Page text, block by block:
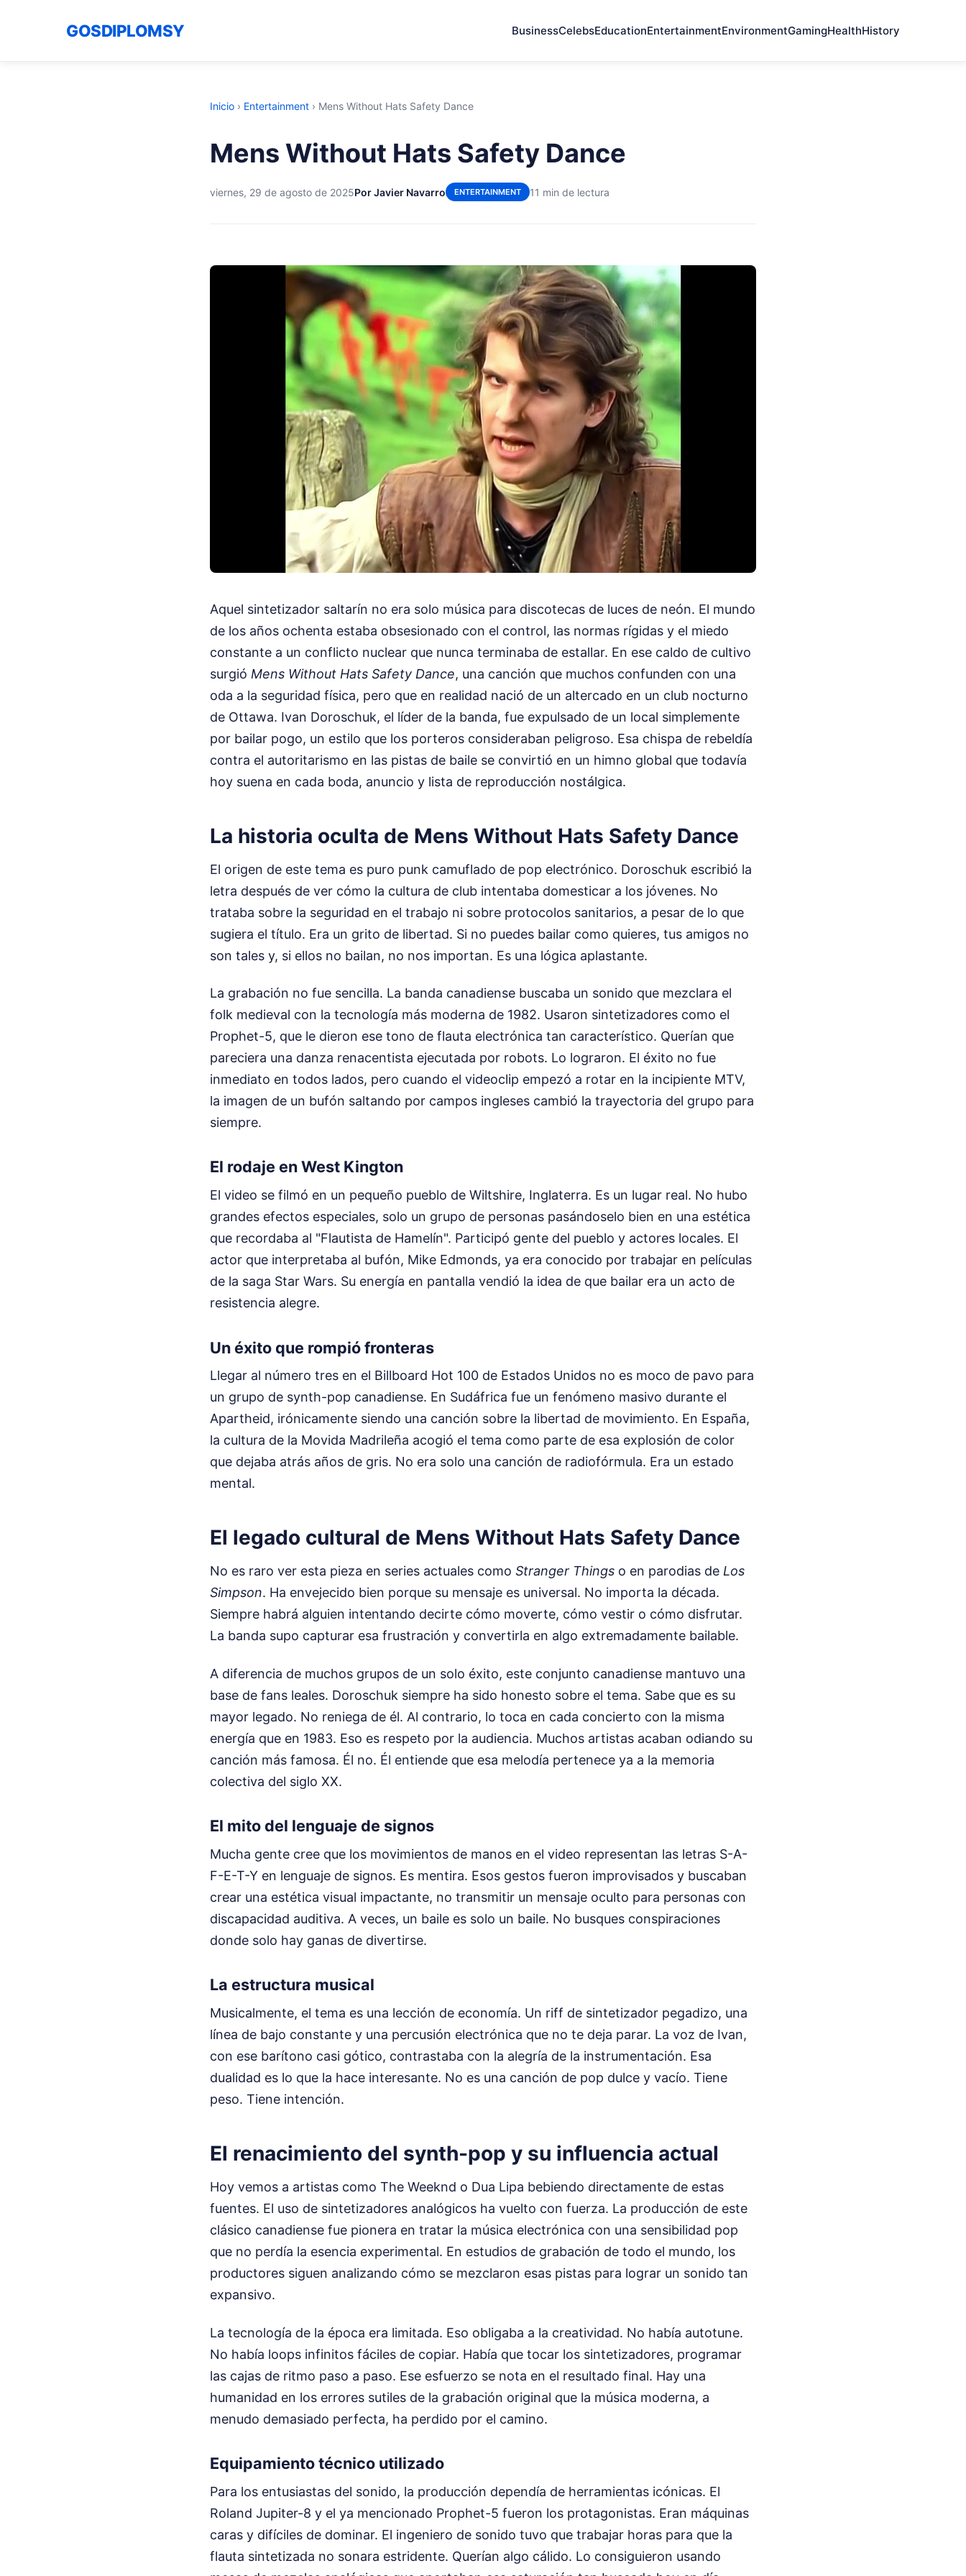
GOSDIPLOMSY BusinessCelebsEducationEntertainmentEnvironmentGamingHealthHistory
Inicio › Entertainment › Mens Without Hats Safety Dance
Mens Without Hats Safety Dance
viernes, 29 de agosto de 2025Por Javier Navarro ENTERTAINMENT 11 min de lectura
Aquel sintetizador saltarín no era solo música para discotecas de luces de neón. El mundo
de los años ochenta estaba obsesionado con el control, las normas rígidas y el miedo
constante a un conflicto nuclear que nunca terminaba de estallar. En ese caldo de cultivo
surgió Mens Without Hats Safety Dance, una canción que muchos confunden con una
oda a la seguridad física, pero que en realidad nació de un altercado en un club nocturno
de Ottawa. Ivan Doroschuk, el líder de la banda, fue expulsado de un local simplemente
por bailar pogo, un estilo que los porteros consideraban peligroso. Esa chispa de rebeldía
contra el autoritarismo en las pistas de baile se convirtió en un himno global que todavía
hoy suena en cada boda, anuncio y lista de reproducción nostálgica.
La historia oculta de Mens Without Hats Safety Dance
El origen de este tema es puro punk camuflado de pop electrónico. Doroschuk escribió la
letra después de ver cómo la cultura de club intentaba domesticar a los jóvenes. No
trataba sobre la seguridad en el trabajo ni sobre protocolos sanitarios, a pesar de lo que
sugiera el título. Era un grito de libertad. Si no puedes bailar como quieres, tus amigos no
son tales y, si ellos no bailan, no nos importan. Es una lógica aplastante.
La grabación no fue sencilla. La banda canadiense buscaba un sonido que mezclara el
folk medieval con la tecnología más moderna de 1982. Usaron sintetizadores como el
Prophet-5, que le dieron ese tono de flauta electrónica tan característico. Querían que
pareciera una danza renacentista ejecutada por robots. Lo lograron. El éxito no fue
inmediato en todos lados, pero cuando el videoclip empezó a rotar en la incipiente MTV,
la imagen de un bufón saltando por campos ingleses cambió la trayectoria del grupo para
siempre.
El rodaje en West Kington
El video se filmó en un pequeño pueblo de Wiltshire, Inglaterra. Es un lugar real. No hubo
grandes efectos especiales, solo un grupo de personas pasándoselo bien en una estética
que recordaba al "Flautista de Hamelín". Participó gente del pueblo y actores locales. El
actor que interpretaba al bufón, Mike Edmonds, ya era conocido por trabajar en películas
de la saga Star Wars. Su energía en pantalla vendió la idea de que bailar era un acto de
resistencia alegre.
Un éxito que rompió fronteras
Llegar al número tres en el Billboard Hot 100 de Estados Unidos no es moco de pavo para
un grupo de synth-pop canadiense. En Sudáfrica fue un fenómeno masivo durante el
Apartheid, irónicamente siendo una canción sobre la libertad de movimiento. En España,
la cultura de la Movida Madrileña acogió el tema como parte de esa explosión de color
que dejaba atrás años de gris. No era solo una canción de radiofórmula. Era un estado
mental.
El legado cultural de Mens Without Hats Safety Dance
No es raro ver esta pieza en series actuales como Stranger Things o en parodias de Los
Simpson. Ha envejecido bien porque su mensaje es universal. No importa la década.
Siempre habrá alguien intentando decirte cómo moverte, cómo vestir o cómo disfrutar.
La banda supo capturar esa frustración y convertirla en algo extremadamente bailable.
A diferencia de muchos grupos de un solo éxito, este conjunto canadiense mantuvo una
base de fans leales. Doroschuk siempre ha sido honesto sobre el tema. Sabe que es su
mayor legado. No reniega de él. Al contrario, lo toca en cada concierto con la misma
energía que en 1983. Eso es respeto por la audiencia. Muchos artistas acaban odiando su
canción más famosa. Él no. Él entiende que esa melodía pertenece ya a la memoria
colectiva del siglo XX.
El mito del lenguaje de signos
Mucha gente cree que los movimientos de manos en el video representan las letras S-A-
F-E-T-Y en lenguaje de signos. Es mentira. Esos gestos fueron improvisados y buscaban
crear una estética visual impactante, no transmitir un mensaje oculto para personas con
discapacidad auditiva. A veces, un baile es solo un baile. No busques conspiraciones
donde solo hay ganas de divertirse.
La estructura musical
Musicalmente, el tema es una lección de economía. Un riff de sintetizador pegadizo, una
línea de bajo constante y una percusión electrónica que no te deja parar. La voz de Ivan,
con ese barítono casi gótico, contrastaba con la alegría de la instrumentación. Esa
dualidad es lo que la hace interesante. No es una canción de pop dulce y vacío. Tiene
peso. Tiene intención.
El renacimiento del synth-pop y su influencia actual
Hoy vemos a artistas como The Weeknd o Dua Lipa bebiendo directamente de estas
fuentes. El uso de sintetizadores analógicos ha vuelto con fuerza. La producción de este
clásico canadiense fue pionera en tratar la música electrónica con una sensibilidad pop
que no perdía la esencia experimental. En estudios de grabación de todo el mundo, los
productores siguen analizando cómo se mezclaron esas pistas para lograr un sonido tan
expansivo.
La tecnología de la época era limitada. Eso obligaba a la creatividad. No había autotune.
No había loops infinitos fáciles de copiar. Había que tocar los sintetizadores, programar
las cajas de ritmo paso a paso. Ese esfuerzo se nota en el resultado final. Hay una
humanidad en los errores sutiles de la grabación original que la música moderna, a
menudo demasiado perfecta, ha perdido por el camino.
Equipamiento técnico utilizado
Para los entusiastas del sonido, la producción dependía de herramientas icónicas. El
Roland Jupiter-8 y el ya mencionado Prophet-5 fueron los protagonistas. Eran máquinas
caras y difíciles de dominar. El ingeniero de sonido tuvo que trabajar horas para que la
flauta sintetizada no sonara estridente. Querían algo cálido. Lo consiguieron usando